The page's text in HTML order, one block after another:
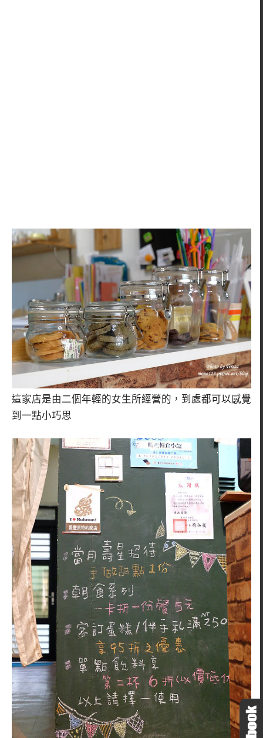
這家店是由二個年輕的女生所經營的，到處都可以感覺
到一點小巧思